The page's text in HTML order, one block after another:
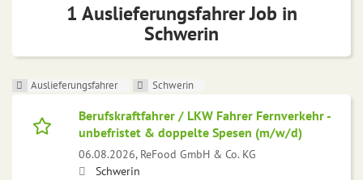
1 Auslieferungsfahrer Job in
Schwerin
Auslieferungsfahrer Schwerin
Berufskraftfahrer / LKW Fahrer Fernverkehr -
unbefristet & doppelte Spesen (m/w/d)
06.08.2026, ReFood GmbH & Co. KG
Schwerin